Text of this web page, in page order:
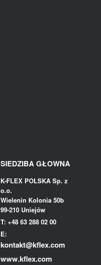
SIEDZIBA GŁOWNA
K-FLEX POLSKA Sp. z
o.o.
Wielenin Kolonia 50b
99-210 Uniejów
T: +48 63 288 02 00
E:
kontakt@kflex.com
www.kflex.com